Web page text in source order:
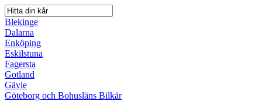
Blekinge
Dalarna
Enköping
Eskilstuna
Fagersta
Gotland
Gävle
Göteborg och Bohusläns Bilkår